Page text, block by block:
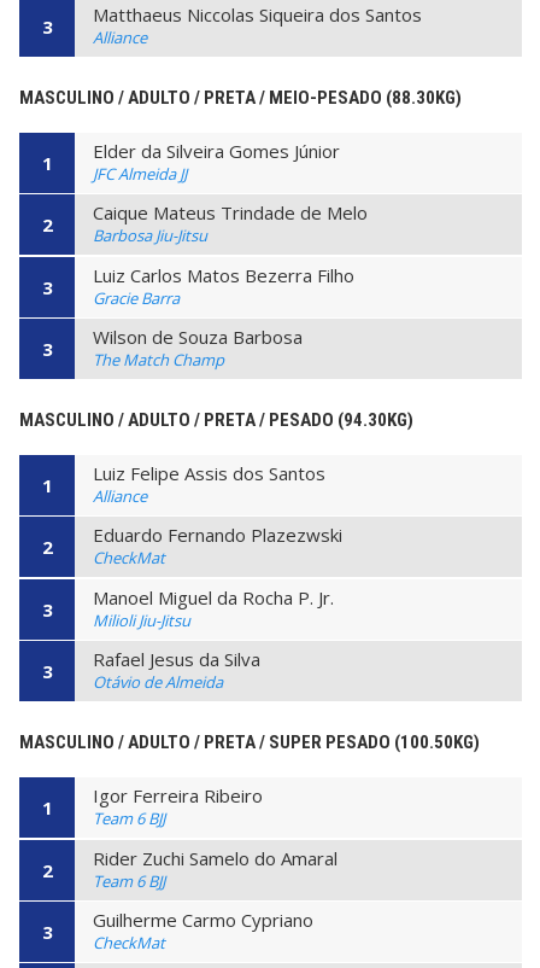
3 Matthaeus Niccolas Siqueira dos Santos
Alliance
MASCULINO / ADULTO / PRETA / MEIO-PESADO (88.30KG)
1 Elder da Silveira Gomes Júnior
JFC Almeida JJ
2 Caique Mateus Trindade de Melo
Barbosa Jiu-Jitsu
3 Luiz Carlos Matos Bezerra Filho
Gracie Barra
3 Wilson de Souza Barbosa
The Match Champ
MASCULINO / ADULTO / PRETA / PESADO (94.30KG)
1 Luiz Felipe Assis dos Santos
Alliance
2 Eduardo Fernando Plazezwski
CheckMat
3 Manoel Miguel da Rocha P. Jr.
Milioli Jiu-Jitsu
3 Rafael Jesus da Silva
Otávio de Almeida
MASCULINO / ADULTO / PRETA / SUPER PESADO (100.50KG)
1 Igor Ferreira Ribeiro
Team 6 BJJ
2 Rider Zuchi Samelo do Amaral
Team 6 BJJ
3 Guilherme Carmo Cypriano
CheckMat